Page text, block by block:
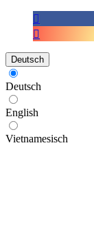
Deutsch
Deutsch
English
Vietnamesisch